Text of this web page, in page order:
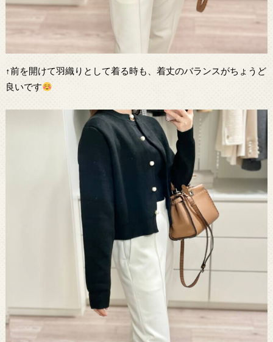
↑前を開けて羽織りとして着る時も、着丈のバランスがちょうど
良いです